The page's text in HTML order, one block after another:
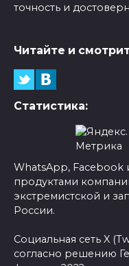
точность и
Читайте и
Статистика:
WhatsApp, Facebook
продуктами
экстремистской и
России.
Социальная сеть X
согласно решению